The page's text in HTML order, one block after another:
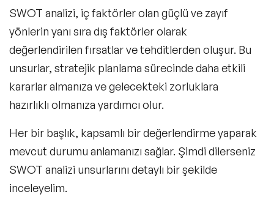
SWOT analizi, iç faktörler olan güçlü ve zayıf
yönlerin yanı sıra dış faktörler olarak
değerlendirilen fırsatlar ve tehditlerden oluşur. Bu
unsurlar, stratejik planlama sürecinde daha etkili
kararlar almanıza ve gelecekteki zorluklara
hazırlıklı olmanıza yardımcı olur.
Her bir başlık, kapsamlı bir değerlendirme yaparak
mevcut durumu anlamanızı sağlar. Şimdi dilerseniz
SWOT analizi unsurlarını detaylı bir şekilde
inceleyelim.